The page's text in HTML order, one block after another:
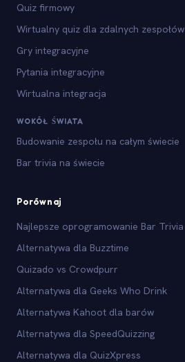
Quiz firmowy
Wirtualny quiz dla zdalnych zespołów
Gry integracyjne
Pytania integracyjne
Wirtualna integracja
WOKÓŁ ŚWIATA
Budowanie zespołu na całym świecie
Bar trivia na świecie
Porównaj
Najlepsze oprogramowanie Bar Trivia
Alternatywa dla Buzztime
Quizado vs Crowdpurr
Alternatywa dla Geeks Who Drink
Alternatywa Kahoot dla barów
Alternatywa dla SpeedQuizzing
Alternatywa dla QuizXpress